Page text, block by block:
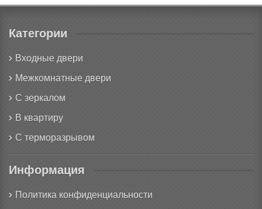
Категории
Входные двери
Межкомнатные двери
С зеркалом
В квартиру
С терморазрывом
Информация
Политика конфиденциальности